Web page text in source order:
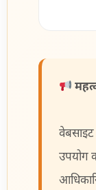
वेबसाइट
उपयोग